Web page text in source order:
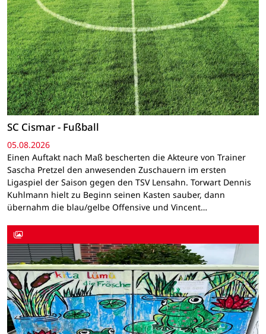
SC Cismar - Fußball
05.08.2026
Einen Auftakt nach Maß bescherten die Akteure von Trainer
Sascha Pretzel den anwesenden Zuschauern im ersten
Ligaspiel der Saison gegen den TSV Lensahn. Torwart Dennis
Kuhlmann hielt zu Beginn seinen Kasten sauber, dann
übernahm die blau/gelbe Offensive und Vincent…